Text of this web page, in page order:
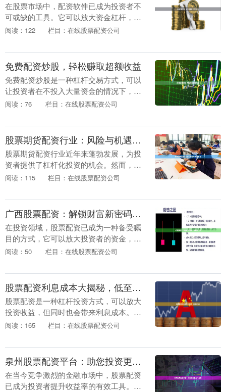
在股票市场中，配资软件已成为投资者不
可或缺的工具。它可以放大资金杠杆，提
高收益率，但同时也伴随风险。因此，选
必备股票配资....
阅读：122 栏目：在线股票配资公司
免费配资炒股，轻松赚取超额收益
免费配资炒股是一种杠杆交易方式，可以
让投资者在不投入大量资金的情况下，放
大收益。这种方式看似诱人，但其中暗藏
着高额利息。投....
阅读：76 栏目：在线股票配资公司
股票期货配资行业：风险与机遇并存
股票期货配资行业近年来蓬勃发展，为投
资者提供了杠杆化投资的机会。然而，该
行业也存在着不容忽视的风险。 **机遇：
者....
阅读：115 栏目：在线股票配资公司
广西股票配资：解锁财富新密码，助你投资无忧
在投资领域，股票配资已成为一种备受瞩
目的方式，它可以放大投资者的资金，从
而获得更高的收益。广西股票配资，作为
全、便捷的配资服....
阅读：50 栏目：在线股票配资公司
股票配资利息成本大揭秘，低至X%起
股票配资是一种杠杆投资方式，可以放大
投资收益，但同时也会带来利息成本。了
解股票配资的利息成本至关重要，因为它
成本通常以年化....
阅读：165 栏目：在线股票配资公司
泉州股票配资平台：助您投资更上一层楼
在当今竞争激烈的金融市场中，股票配资
已成为投资者提升收益率的有效工具。泉